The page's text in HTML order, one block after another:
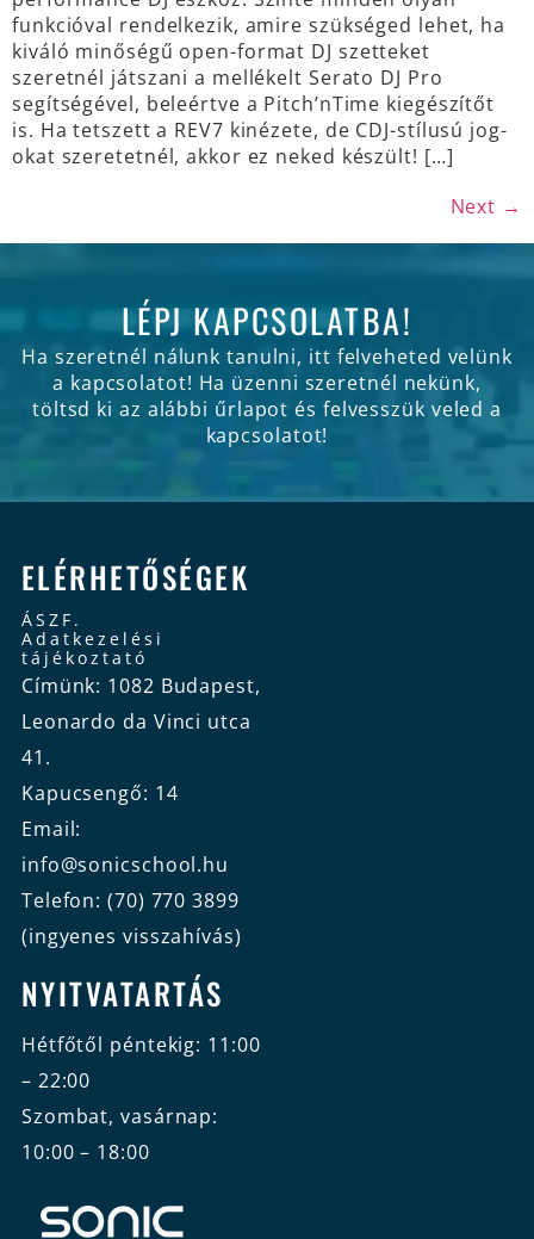
funkcióval rendelkezik, amire szükséged lehet, ha
kiváló minőségű open-format DJ szetteket
szeretnél játszani a mellékelt Serato DJ Pro
segítségével, beleértve a Pitch’nTime kiegészítőt
is. Ha tetszett a REV7 kinézete, de CDJ-stílusú jog-
okat szeretetnél, akkor ez neked készült! […]
Next →
LÉPJ KAPCSOLATBA!
Ha szeretnél nálunk tanulni, itt felveheted velünk
a kapcsolatot! Ha üzenni szeretnél nekünk,
töltsd ki az alábbi űrlapot és felvesszük veled a
kapcsolatot!
ELÉRHETŐSÉGEK
ÁSZF.
Adatkezelési
tájékoztató
Címünk: 1082 Budapest,
Leonardo da Vinci utca
41.
Kapucsengő: 14
Email:
info@sonicschool.hu
Telefon: (70) 770 3899
(ingyenes visszahívás)
NYITVATARTÁS
Hétfőtől péntekig: 11:00
– 22:00
Szombat, vasárnap:
10:00 – 18:00